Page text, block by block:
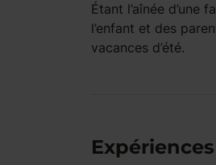
Étant l’aînée d’une
l’enfant et des
vacances d’été.
Expériences